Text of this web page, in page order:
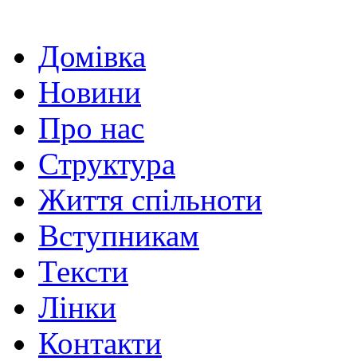
Домівка
Новини
Про нас
Структура
Життя спільноти
Вступникам
Тексти
Лінки
Контакти